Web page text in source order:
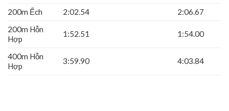
200m Ếch
2:02.54
2:06.67
200m Hỗn
Hợp
1:52.51 1:54.00
400m Hỗn
Hợp
3:59.90 4:03.84